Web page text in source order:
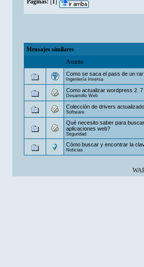
Mensajes similares
Asunto
Como se saca el pass de un
Ingeniería Inversa
Como actualizar wordpress 2. 7
Desarrollo Web
Colección de drivers
Software
Qué necesito saber para
aplicaciones web?
Seguridad
Cómo buscar y encontrar la
Noticias